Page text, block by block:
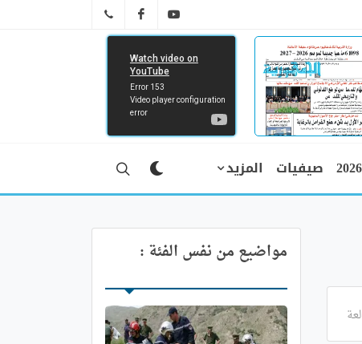
YT
FB
صيفيات المزيد
مواضيع من نفس الفئة :